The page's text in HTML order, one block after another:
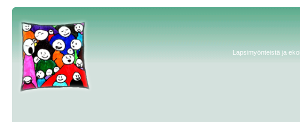
Lapsimyönteistä ja